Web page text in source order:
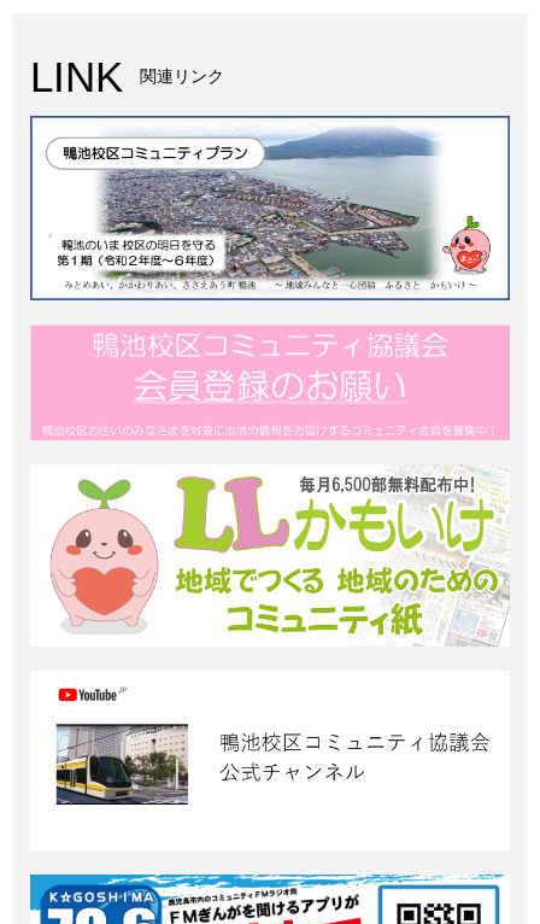
LINK 関連リンク